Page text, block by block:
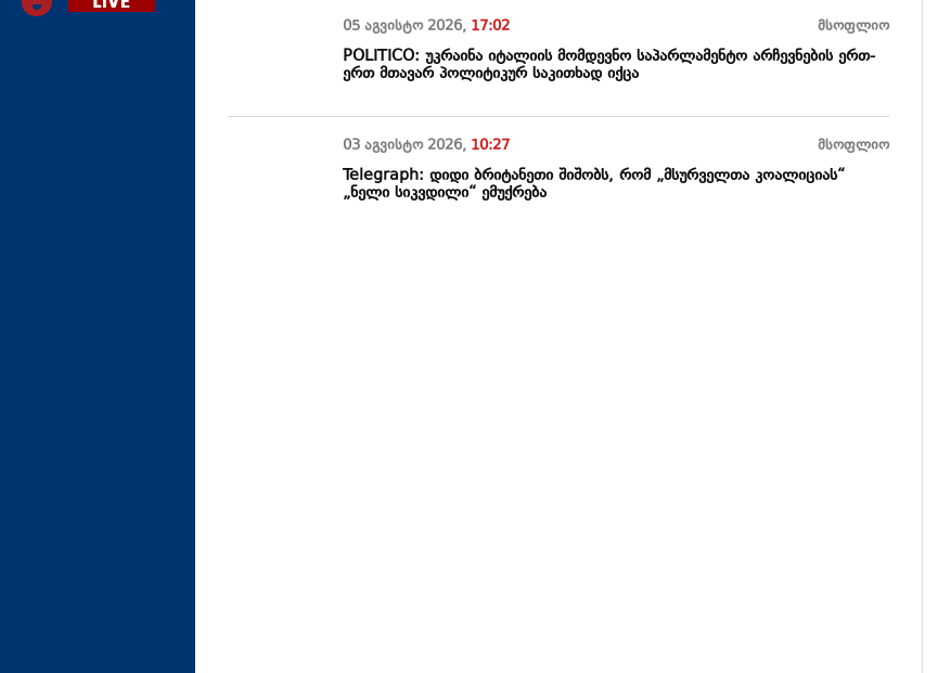
05 აგვისტო 2026, 17:02 მსოფლიო
POLITICO: უკრაინა იტალიის მომდევნო საპარლამენტო არჩევნების ერთ-
ერთ მთავარ პოლიტიკურ საკითხად იქცა
03 აგვისტო 2026, 10:27 მსოფლიო
Telegraph: დიდი ბრიტანეთი შიშობს, რომ „მსურველთა კოალიციას“
„ნელი სიკვდილი“ ემუქრება